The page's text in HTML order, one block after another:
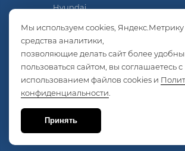
Мы используем cookies, Яндекс.Метрику
средства аналитики,
позволяющие делать сайт более
пользоваться сайтом, вы соглашаетесь с
использованием файлов cookies и
конфиденциальности
Принять
Hyundai
Nissan
Skoda
Volkswagen
УАЗ
Прочие